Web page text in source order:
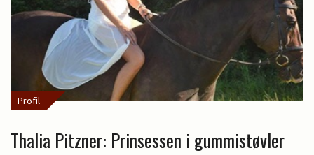
Profil
Thalia Pitzner: Prinsessen i gummistøvler